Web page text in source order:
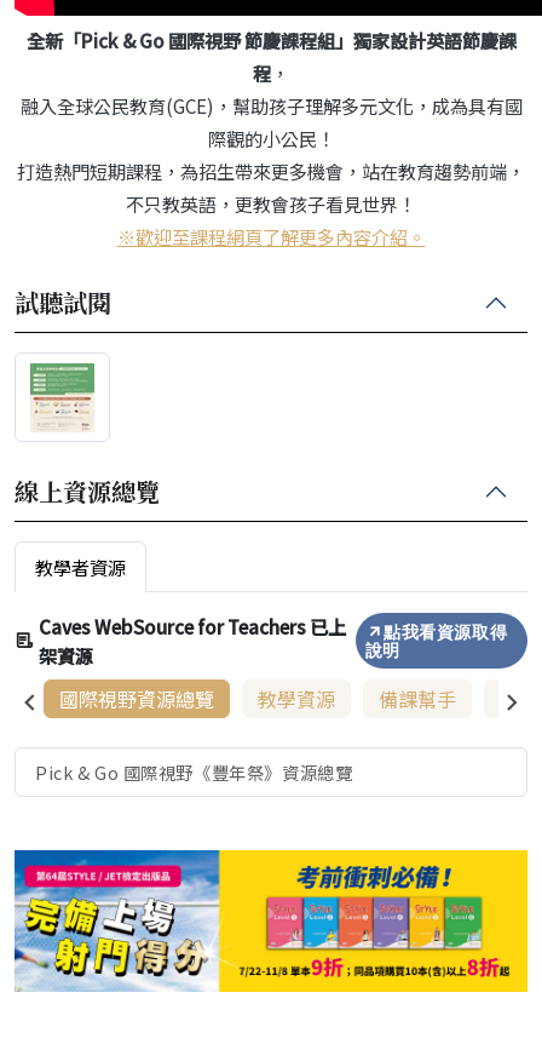
全新「Pick & Go 國際視野 節慶課程組」獨家設計英語節慶課
程 ，
融入全球公民教育(GCE)，幫助孩子理解多元文化，成為具有國
際觀的小公民！
打造熱門短期課程，為招生帶來更多機會，站在教育趨勢前端，
不只教英語，更教會孩子看見世界！
※歡迎至課程網頁了解更多內容介紹。
試聽試閱
線上資源總覽
教學者資源
Caves WebSource for Teachers 已上
架資源
點我看資源取得
說明
國際視野資源總覽 教學資源 備課幫手 增
Pick & Go 國際視野《豐年祭》資源總覽